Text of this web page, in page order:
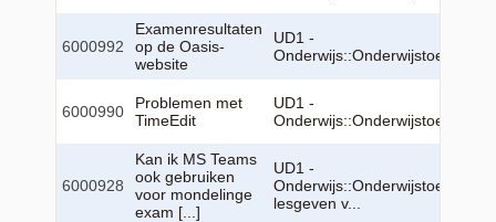
6000992
Examenresultaten
op de Oasis-
website
UD1 -
6000990
Problemen met
TimeEdit
UD1 -
6000928
Kan ik MS Teams
ook gebruiken
voor mondelinge
exam [...]
UD1 -
lesgeven v...